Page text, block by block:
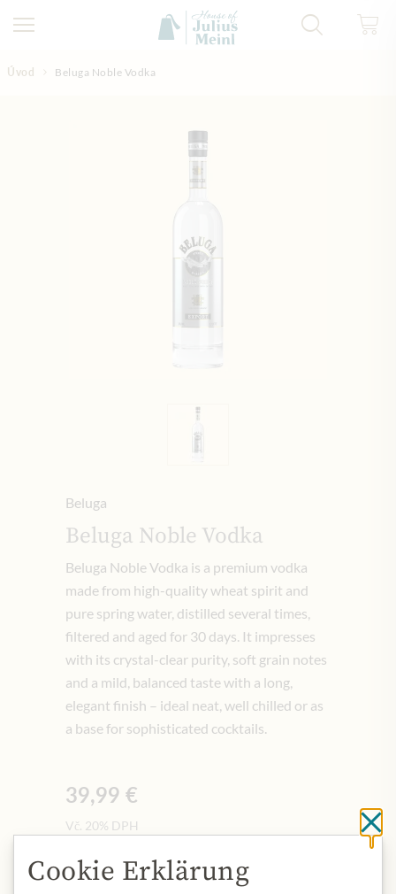
Úvod Beluga Noble Vodka
Beluga
Beluga Noble Vodka
Beluga Noble Vodka is a premium vodka
made from high-quality wheat spirit and
pure spring water, distilled several times,
filtered and aged for 30 days. It impresses
with its crystal-clear purity, soft grain notes
and a mild, balanced taste with a long,
elegant finish – ideal neat, well chilled or as
a base for sophisticated cocktails.
39,99 €
Vč. 20% DPH
Množství
Cookie Erklärung